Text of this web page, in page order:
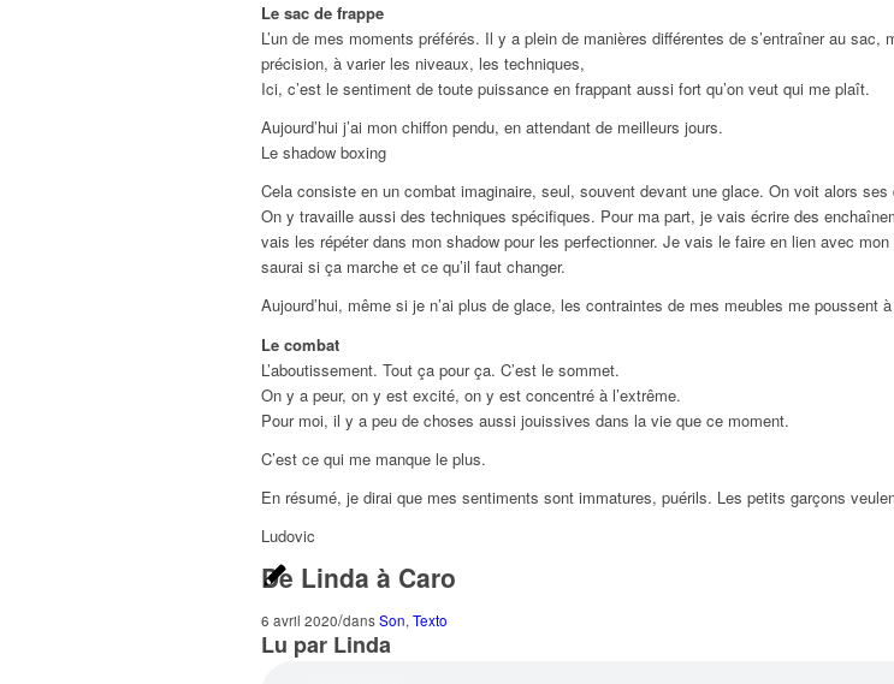
Le sac de frappe
L’un de mes moments préférés. Il y a plein de manières différentes de s’entraîner au
précision, à varier les niveaux, les techniques,
Ici, c’est le sentiment de toute puissance en frappant aussi fort qu’on veut qui me plaît.
Aujourd’hui j’ai mon chiffon pendu, en attendant de meilleurs jours.
Le shadow boxing
Cela consiste en un combat imaginaire, seul, souvent devant une glace. On voit alors ses
On y travaille aussi des techniques spécifiques. Pour ma part, je vais écrire des
vais les répéter dans mon shadow pour les perfectionner. Je vais le faire en lien avec
saurai si ça marche et ce qu’il faut changer.
Aujourd’hui, même si je n’ai plus de glace, les contraintes de mes meubles me poussent
Le combat
L’aboutissement. Tout ça pour ça. C’est le sommet.
On y a peur, on y est excité, on y est concentré à l’extrême.
Pour moi, il y a peu de choses aussi jouissives dans la vie que ce moment.
C’est ce qui me manque le plus.
En résumé, je dirai que mes sentiments sont immatures, puérils. Les petits garçons
Ludovic
De Linda à Caro
6 avril 2020/dansSon, Texto
Lu par Linda